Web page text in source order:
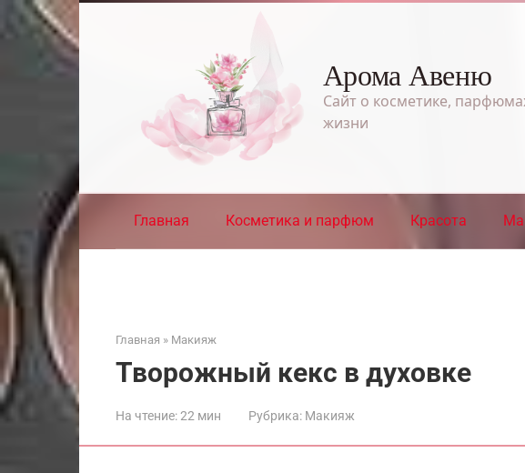
Перейти
к
контенту
Арома Авеню
Сайт о косметике,
жизни
Главная Косметика и парфюм Красота
Главная » Макияж
Творожный кекс в духовке
На чтение:22 мин Рубрика: Макияж